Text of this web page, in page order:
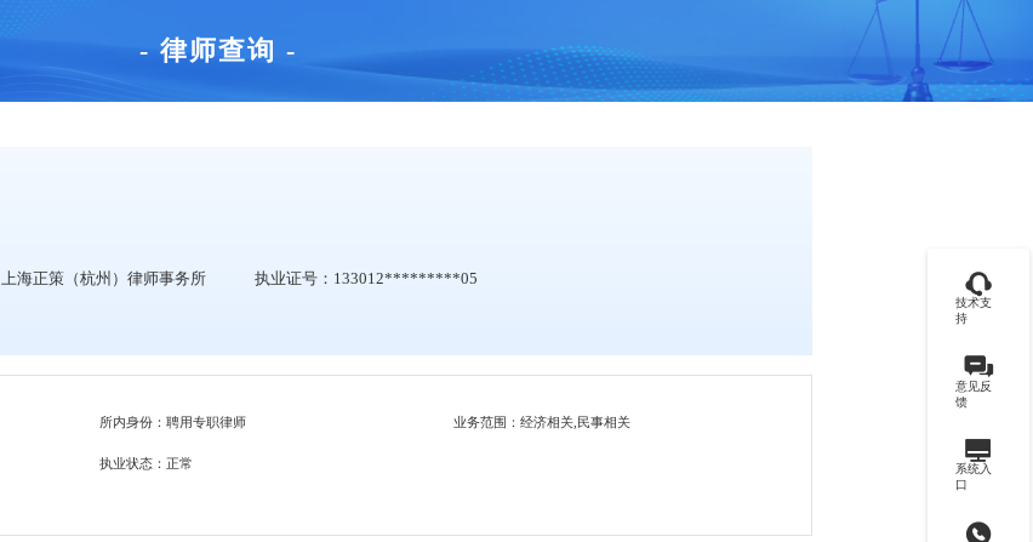
- 律师查询 -
上海正策（杭州）律师事务所 执业证号：133012*********05
所内身份：聘用专职律师 业务范围：经济相关,民事相关
执业状态：正常
技术支
持
意见反
馈
系统入
口